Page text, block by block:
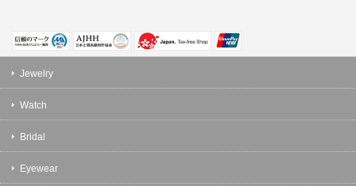
Jewelry
Watch
Bridal
Eyewear